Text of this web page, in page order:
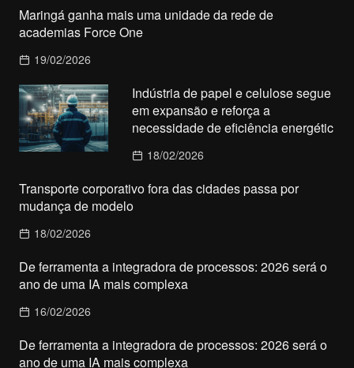
Maringá ganha mais uma unidade da rede de
academias Force One
19/02/2026
Indústria de papel e celulose segue
em expansão e reforça a
necessidade de eficiência energétic
18/02/2026
Transporte corporativo fora das cidades passa por
mudança de modelo
18/02/2026
De ferramenta a integradora de processos: 2026 será o
ano de uma IA mais complexa
16/02/2026
De ferramenta a integradora de processos: 2026 será o
ano de uma IA mais complexa